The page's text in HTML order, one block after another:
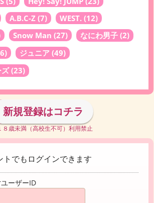
A.B.C-Z (7) WEST. (12)
Snow Man (27) なにわ男子 (2)
ジュニア (49)
ズ(23)
新規登録はコチラ
歳未満（高校生不可）利用禁止
でもログインできます
ーザーID